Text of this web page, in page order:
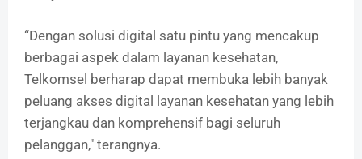
“Dengan solusi digital satu pintu yang mencakup
berbagai aspek dalam layanan kesehatan,
Telkomsel berharap dapat membuka lebih banyak
peluang akses digital layanan kesehatan yang lebih
terjangkau dan komprehensif bagi seluruh
pelanggan," terangnya.